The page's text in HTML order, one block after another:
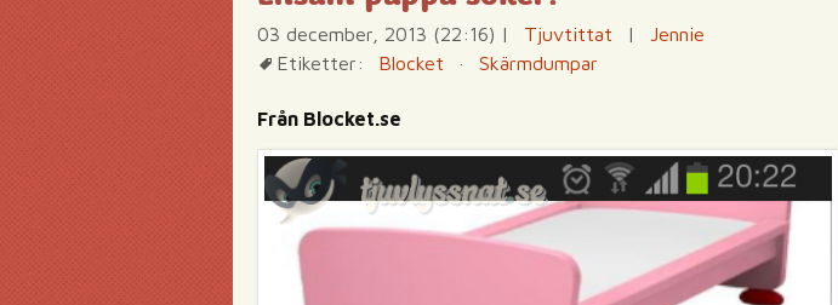
03 december, 2013 (22:16) | Tjuvtittat |
Jennie
Etiketter:
Blocket · Skärmdumpar
Från Blocket.se